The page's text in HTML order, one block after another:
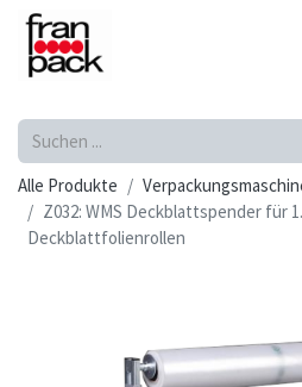
Alle Produkte
Z032: WMS Deckblattspender für
Deckblattfolienrollen